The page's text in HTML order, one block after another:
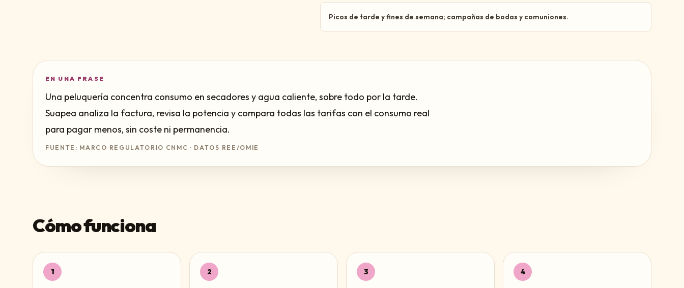
Picos de tarde y fines de semana; campañas de bodas y comuniones.
EN UNA FRASE
Una peluquería concentra consumo en secadores y agua caliente, sobre todo por la tarde.
Suapea analiza la factura, revisa la potencia y compara todas las tarifas con el consumo real
para pagar menos, sin coste ni permanencia.
FUENTE: MARCO REGULATORIO CNMC · DATOS REE/OMIE
Cómo funciona
1 2 3 4